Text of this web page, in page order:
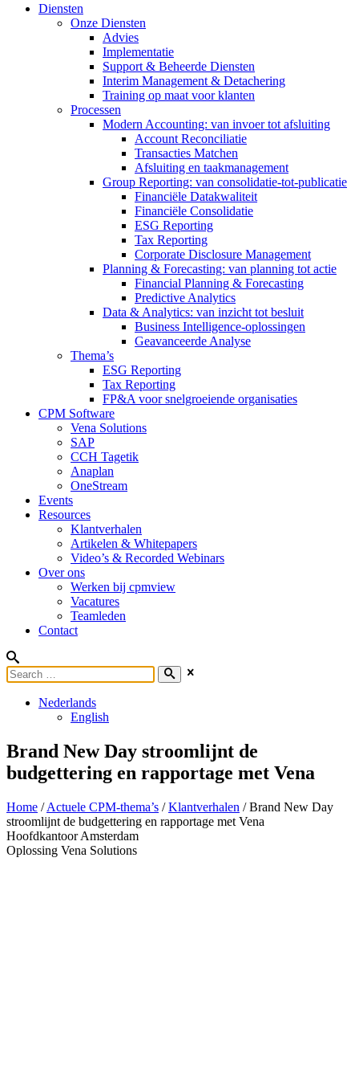
Diensten
Onze Diensten
Advies
Implementatie
Support & Beheerde Diensten
Interim Management & Detachering
Training op maat voor klanten
Processen
Modern Accounting: van invoer tot afsluiting
Account Reconciliatie
Transacties Matchen
Afsluiting en taakmanagement
Group Reporting: van consolidatie-tot-publicatie
Financiële Datakwaliteit
Financiële Consolidatie
ESG Reporting
Tax Reporting
Corporate Disclosure Management
Planning & Forecasting: van planning tot actie
Financial Planning & Forecasting
Predictive Analytics
Data & Analytics: van inzicht tot besluit
Business Intelligence-oplossingen
Geavanceerde Analyse
Thema’s
ESG Reporting
Tax Reporting
FP&A voor snelgroeiende organisaties
CPM Software
Vena Solutions
SAP
CCH Tagetik
Anaplan
OneStream
Events
Resources
Klantverhalen
Artikelen & Whitepapers
Video’s & Recorded Webinars
Over ons
Werken bij cpmview
Vacatures
Teamleden
Contact
Nederlands
English
Brand New Day stroomlijnt de
budgettering en rapportage met Vena
Home /Actuele CPM-thema’s /Klantverhalen /Brand New Day
stroomlijnt de budgettering en rapportage met Vena
HoofdkantoorAmsterdam
Oplossing Vena Solutions